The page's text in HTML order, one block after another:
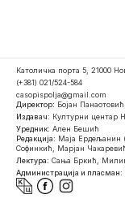
Католичка порта 5, 21000
(+381) 021/524-584
casopispolja@gmail.com
Директор: Бојан Панаотовић
Издавач: Културни центар
Уредник: Ален Бешић
Редакција: Маја Ердељанин
Софинкић, Марјан
Лектура: Сања Бркић,
Администрација и пласман: